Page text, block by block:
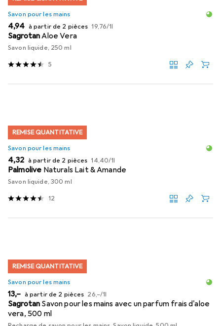
Savon pour les mains
EUR
4,94 à partir de 2 pièces EUR
19,76/1l
SagrotanAloe Vera
Savon liquide, 250 ml
5
REMISE QUANTITATIVE
Savon pour les mains
EUR
4,32 à partir de 2 pièces EUR
14,40/1l
Palmolive Naturals Lait & Amande
Savon liquide, 300 ml
12
REMISE QUANTITATIVE
Savon pour les mains
EUR
13,– à partir de 2 pièces EUR
26,–/1l
Sagrotan Savon pour les mains avec un parfum frais d'aloe
vera, 500 ml